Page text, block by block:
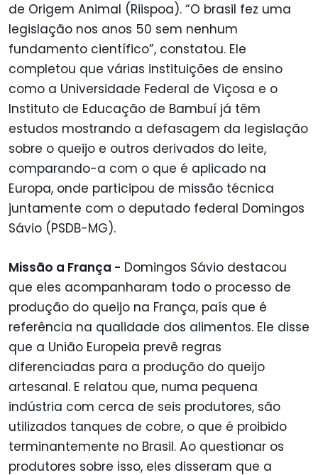
de Origem Animal (Riispoa). “O brasil fez uma
legislação nos anos 50 sem nenhum
fundamento científico”, constatou. Ele
completou que várias instituições de ensino
como a Universidade Federal de Viçosa e o
Instituto de Educação de Bambuí já têm
estudos mostrando a defasagem da legislação
sobre o queijo e outros derivados do leite,
comparando-a com o que é aplicado na
Europa, onde participou de missão técnica
juntamente com o deputado federal Domingos
Sávio (PSDB-MG).
Missão a França - Domingos Sávio destacou
que eles acompanharam todo o processo de
produção do queijo na França, país que é
referência na qualidade dos alimentos. Ele disse
que a União Europeia prevê regras
diferenciadas para a produção do queijo
artesanal. E relatou que, numa pequena
indústria com cerca de seis produtores, são
utilizados tanques de cobre, o que é proibido
terminantemente no Brasil. Ao questionar os
produtores sobre isso, eles disseram que a